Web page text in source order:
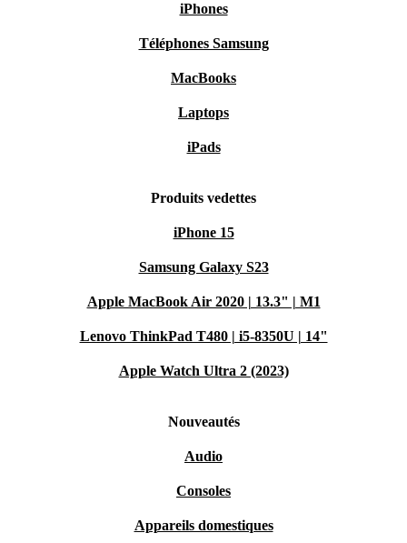
iPhones
Téléphones Samsung
MacBooks
Laptops
iPads
Produits vedettes
iPhone 15
Samsung Galaxy S23
Apple MacBook Air 2020 | 13.3" | M1
Lenovo ThinkPad T480 | i5-8350U | 14"
Apple Watch Ultra 2 (2023)
Nouveautés
Audio
Consoles
Appareils domestiques